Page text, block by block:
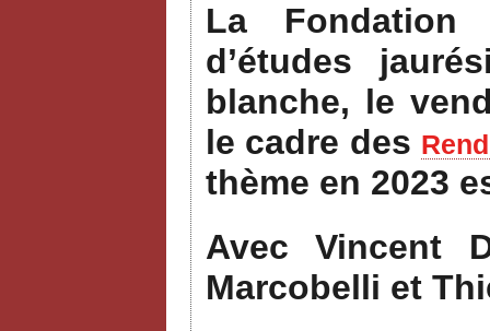
La Fondation
d’études
blanche, le
le cadre des
thème en 2023
Avec Vincent
Marcobelli et